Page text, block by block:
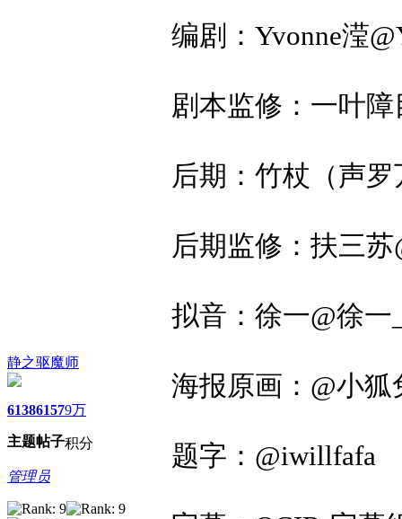
静之驱魔师
6138
主题
6157
帖子
9万
积分
管理员
编剧：Yvonne滢
剧本监修：一叶
后期：竹杖（声
后期监修：扶三苏
拟音：徐一@徐一
海报原画：@小狐
题字：@iwillfafa